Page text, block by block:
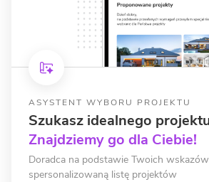
ASYSTENT WYBORU PROJEKTU
Szukasz idealnego
Znajdziemy go dla Ciebie!
Doradca na podstawie Twoich
spersonalizowaną listę projektów